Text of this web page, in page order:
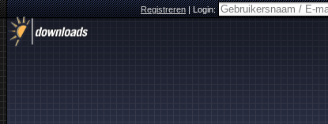
Registreren|Login: